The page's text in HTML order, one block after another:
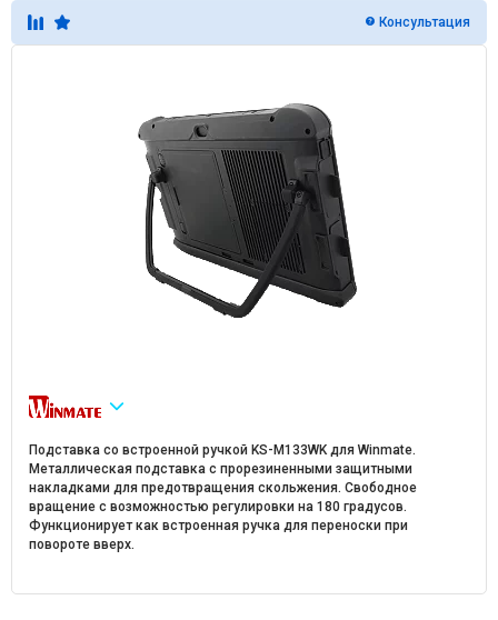
Консультация
Подставка со встроенной ручкой KS-M133WK для Winmate.
Металлическая подставка с прорезиненными защитными
накладками для предотвращения скольжения. Свободное
вращение с возможностью регулировки на 180 градусов.
Функционирует как встроенная ручка для переноски при
повороте вверх.